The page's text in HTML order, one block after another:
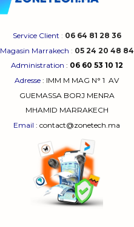
Service Client : 06 64 81 28 36
Magasin Marrakech : 05 24 20 48 84
Administration : 06 60 53 10 12
Adresse : IMM M MAG N° 1AV
GUEMASSA BORJ MENRA
MHAMID MARRAKECH
Email : contact@zonetech.ma